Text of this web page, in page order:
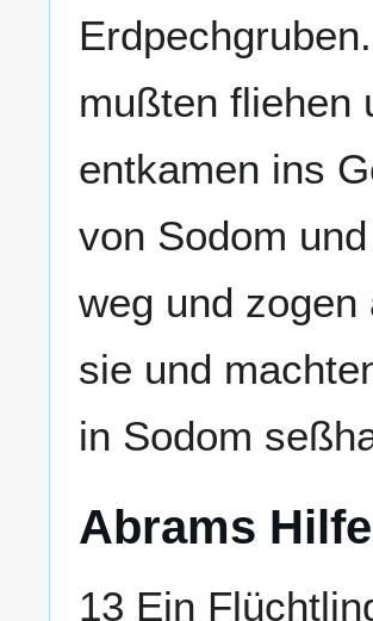
mußten fliehen
entkamen ins
von Sodom
weg und zogen
sie und
in Sodom
Abrams Hilfe
13 Ein